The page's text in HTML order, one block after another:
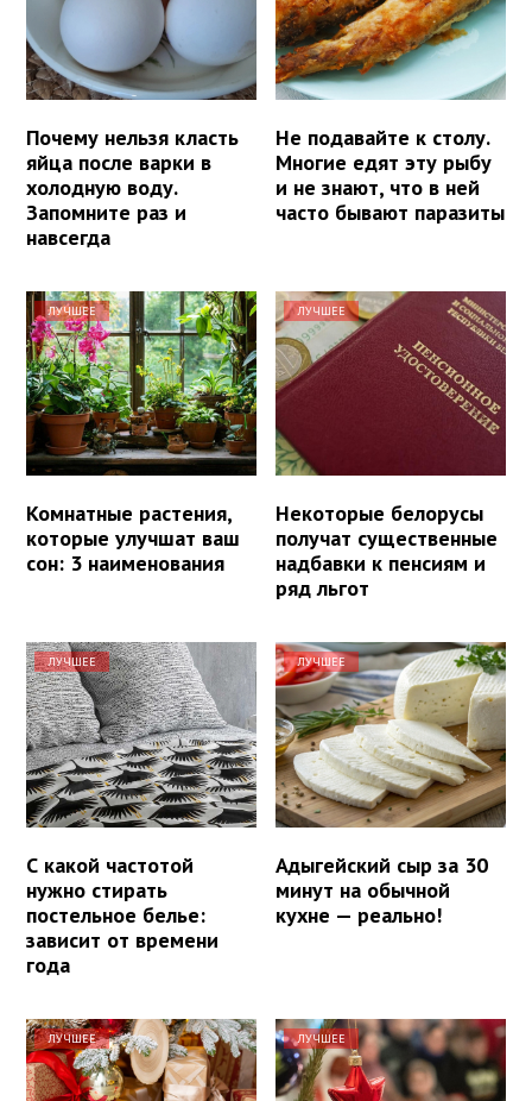
Почему нельзя класть
яйца после варки в
холодную воду.
Запомните раз и
навсегда
Не подавайте к столу.
Многие едят эту рыбу
и не знают, что в ней
часто бывают паразиты
ЛУЧШЕЕ
Комнатные растения,
которые улучшат ваш
сон: 3 наименования
ЛУЧШЕЕ
Некоторые белорусы
получат существенные
надбавки к пенсиям и
ряд льгот
ЛУЧШЕЕ
С какой частотой
нужно стирать
постельное белье:
зависит от времени
года
ЛУЧШЕЕ
Адыгейский сыр за 30
минут на обычной
кухне — реально!
ЛУЧШЕЕ ЛУЧШЕЕ